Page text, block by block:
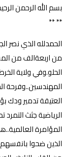
بسم الله الرحمن
** **
الحمدلله الذي نصر
من اربعةالف من
الحلو.وفي ولاية
المهندسين..وفرحة
العتيقة تدمير ودك
الرياضية جثث
المؤامرة
الذين ضحوا